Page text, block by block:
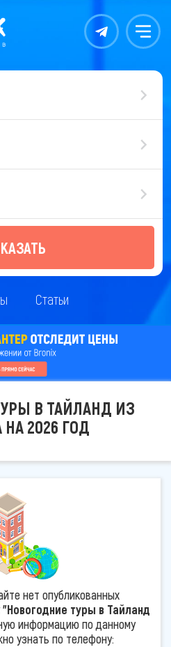
Контакты Меню
Статьи
В ТАЙЛАНД ИЗ
НА 2026 ГОД
нет опубликованных
"Новогодние туры в Тайланд
информацию по данному
узнать по телефону: